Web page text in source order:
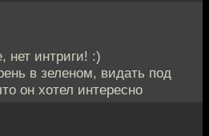
нет интриги! :)
в зеленом, видать под
он хотел интересно